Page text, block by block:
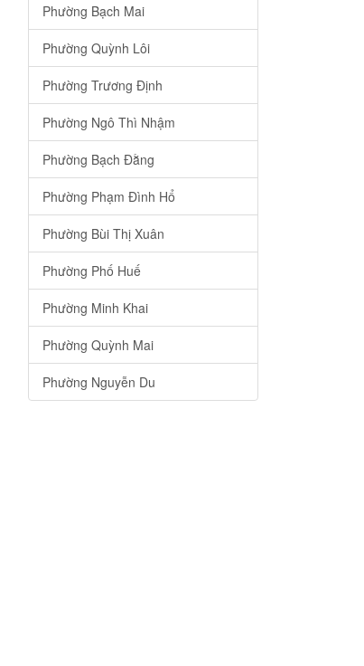
Phường Bạch Mai
Phường Quỳnh Lôi
Phường Trương Định
Phường Ngô Thì Nhậm
Phường Bạch Đằng
Phường Phạm Đình Hổ
Phường Bùi Thị Xuân
Phường Phố Huế
Phường Minh Khai
Phường Quỳnh Mai
Phường Nguyễn Du